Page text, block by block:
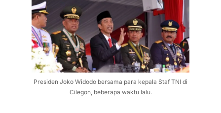
Presiden Joko Widodo bersama para kepala Staf TNI di
Cilegon, beberapa waktu lalu.